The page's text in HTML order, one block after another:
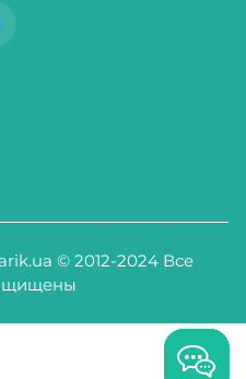
© 2012-2024 Все